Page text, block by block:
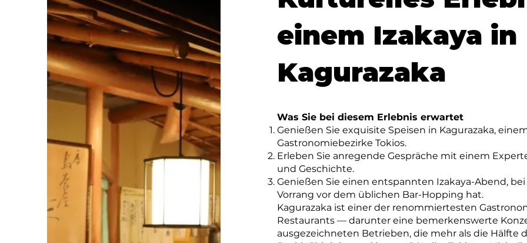
einem Izakaya in
Kagurazaka
Was Sie bei diesem Erlebnis erwartet
Genießen Sie exquisite Speisen in Kagurazaka,
Gastronomiebezirke Tokios.
Erleben Sie anregende Gespräche mit einem
und Geschichte.
Genießen Sie einen entspannten Izakaya-Abend,
Vorrang vor dem üblichen Bar-Hopping hat.
Kagurazaka ist einer der renommiertesten
Restaurants — darunter eine bemerkenswerte
ausgezeichneten Betrieben, die mehr als die Hälfte